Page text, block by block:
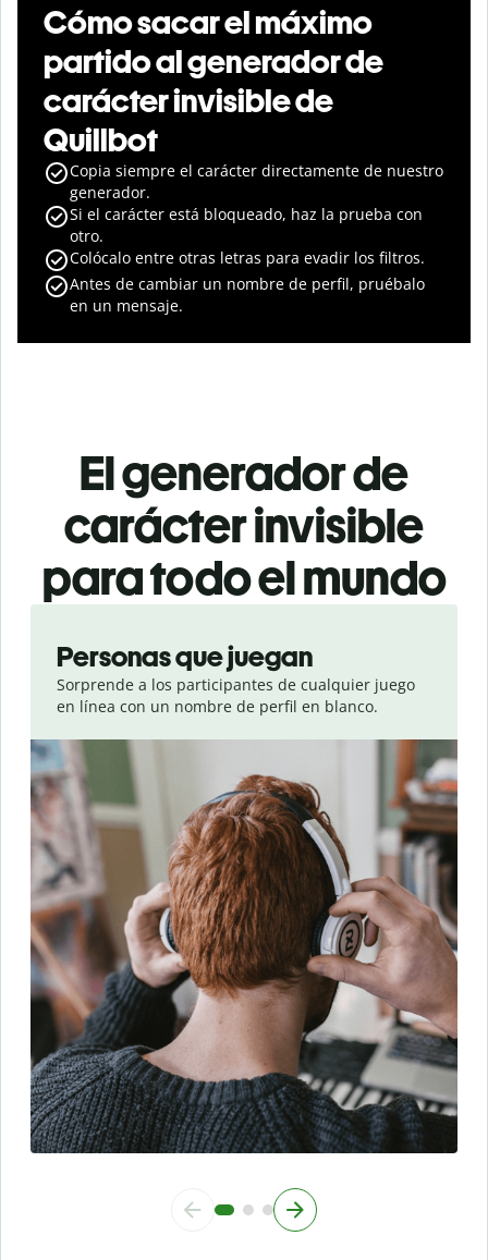
Cómo sacar el máximo
partido al generador de
carácter invisible de
Quillbot
Copia siempre el carácter directamente de nuestro
generador.
Si el carácter está bloqueado, haz la prueba con
otro.
Colócalo entre otras letras para evadir los filtros.
Antes de cambiar un nombre de perfil, pruébalo
en un mensaje.
El generador de
carácter invisible
para todo el mundo
Personas que juegan
Sorprende a los participantes de cualquier juego
en línea con un nombre de perfil en blanco.